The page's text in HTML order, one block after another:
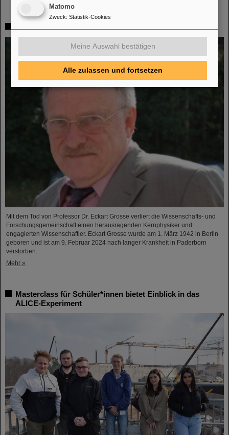
Mit dem Tod von Professor Dr. Eckart Grosse verliert die Wissenschafts- und
Forschungsgemeinschaft einen herausragenden Kernphysiker und
engagierten Wissenschaftler. Eckart Grosse wurde am 1. März 1942 in Berlin
geboren und ist am 9. Februar 2024 nach langer Krankheit in Paderborn
verstorben.
Mehr »
Masterclass für Schüler*innen bietet Einblick in das
ALICE-Experiment
Matomo
Zweck: Statistik-Cookies
Meine Auswahl bestätigen
Alle zulassen und fortsetzen